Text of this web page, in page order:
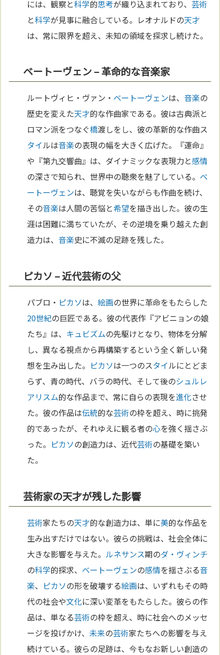
には、観察と科学的思考が織り込まれており、芸術
と科学が見事に融合している。レオナルドの天才
は、常に限界を超え、未知の領域を探求し続けた。
ベートーヴェン – 革命的な音楽家
ルートヴィヒ・ヴァン・ ベートーヴェンは、音楽の
歴史を変えた天才的な作曲家である。彼は古典派と
ロマン派をつなぐ橋渡しをし、彼の革新的な作曲ス
タイルは音楽の表現の幅を大きく広げた。『運命』
や『第九交響曲』は、ダイナミックな表現力と感情
の深さで知られ、世界中の聴衆を魅了している。 ベ
ートーヴェンは、聴覚を失いながらも作曲を続け、
その音楽は人間の苦悩と希望を描き出した。彼の生
涯は困難に満ちていたが、その逆境を乗り越えた創
造力は、音楽史に不滅の足跡を残した。
ピカソ – 近代芸術の父
パブロ・ ピカソは、絵画の世界に革命をもたらした
20世紀の巨匠である。彼の代表作『アビニョンの娘
たち』は、 キュビズムの先駆けとなり、物体を分解
し、異なる視点から再構築するという全く新しい発
想を生み出した。 ピカソは一つのスタイルにとどま
らず、青の時代、バラの時代、そして後のシュルレ
アリスム的な作品まで、常に自らの表現を進化させ
た。彼の作品は伝統的な芸術の枠を超え、時に挑発
的であったが、それゆえに観る者の心を強く揺さぶ
った。 ピカソの創造力は、近代芸術の基礎を築い
た。
芸術家の天才が残した影響
芸術家たちの天才的な創造力は、単に美的な作品を
生み出すだけではない。彼らの挑戦は、社会全体に
大きな影響を与えた。 ルネサンス期のダ・ヴィンチ
の科学的探求、 ベートーヴェンの感情を揺さぶる音
楽、 ピカソの形を破壊する絵画は、いずれもその時
代の社会や文化に深い変革をもたらした。彼らの作
品は、単なる芸術の枠を超え、時に社会へのメッセ
ージを投げかけ、未来の芸術家たちへの影響を与え
続けている。彼らの足跡は、今もなお新しい創造の